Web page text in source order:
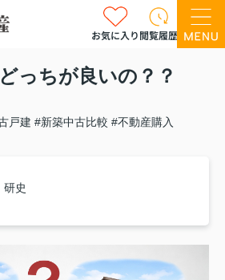
お気に入り閲覧履歴
っちが良いの？？
戸建 #新築中古比較 #不動産購入
研史